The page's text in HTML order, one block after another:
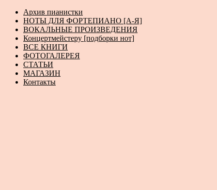
Архив пианистки
НОТЫ ДЛЯ ФОРТЕПИАНО [А-Я]
ВОКАЛЬНЫЕ ПРОИЗВЕДЕНИЯ
Концертмейстеру [подборки нот]
ВСЕ КНИГИ
ФОТОГАЛЕРЕЯ
СТАТЬИ
МАГАЗИН
Контакты